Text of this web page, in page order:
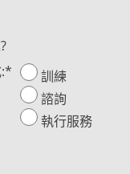
*
訓練
諮詢
執行服務